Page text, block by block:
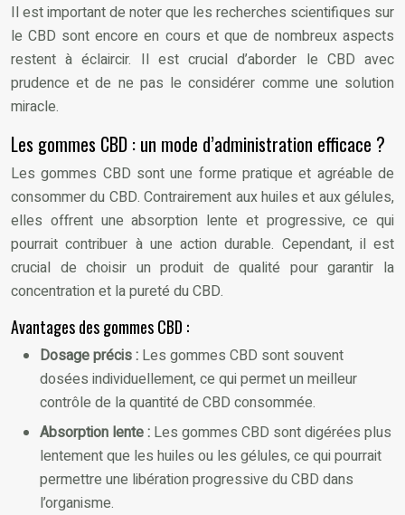
Il est important de noter que les recherches scientifiques sur
le CBD sont encore en cours et que de nombreux aspects
restent à éclaircir. Il est crucial d’aborder le CBD avec
prudence et de ne pas le considérer comme une solution
miracle.
Les gommes CBD : un mode d’administration efficace ?
Les gommes CBD sont une forme pratique et agréable de
consommer du CBD. Contrairement aux huiles et aux gélules,
elles offrent une absorption lente et progressive, ce qui
pourrait contribuer à une action durable. Cependant, il est
crucial de choisir un produit de qualité pour garantir la
concentration et la pureté du CBD.
Avantages des gommes CBD :
Dosage précis : Les gommes CBD sont souvent
dosées individuellement, ce qui permet un meilleur
contrôle de la quantité de CBD consommée.
Absorption lente : Les gommes CBD sont digérées plus
lentement que les huiles ou les gélules, ce qui pourrait
permettre une libération progressive du CBD dans
l’organisme.